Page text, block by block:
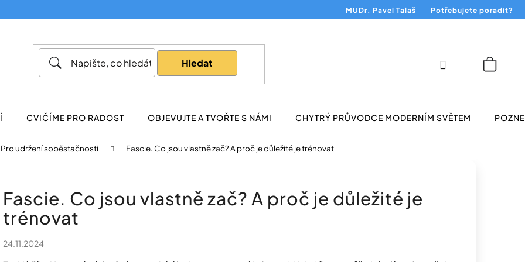
MUDr. Pavel Talaš Potřebujete poradit?
Hledat
CVIČÍME PRO RADOST OBJEVUJTE A TVOŘTE S NÁMI CHYTRÝ PRŮVODCE MODERNÍM SVĚTEM
Přihlášení
Pro udržení soběstačnosti Fascie. Co jsou vlastně zač? A proč je důležité je trénovat
Fascie. Co jsou vlastně zač? A proč je důležité je
trénovat
24.11.2024
Co potřebujete najít?